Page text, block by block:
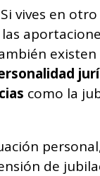
vives en
como la
de